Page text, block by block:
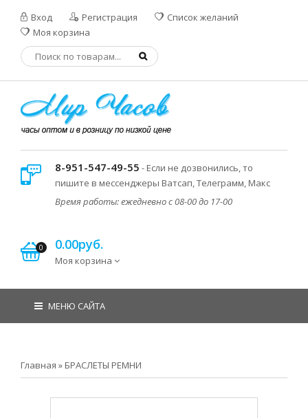
Вход Регистрация
Список желаний
Моя корзина
8-951-547-49-55 - Если не дозвонились, то
пишите в мессенджеры Ватсап, Телеграмм, Макс
Время работы: ежедневно с 08-00 до 17-00
0 0.00руб.
Моя корзина
МЕНЮ САЙТА
Главная » БРАСЛЕТЫ РЕМНИ